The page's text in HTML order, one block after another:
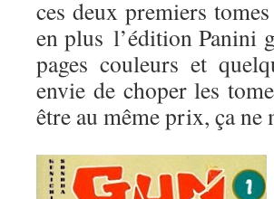
ces deux premiers
en plus l’édition Panini
pages couleurs et
envie de choper les
être au même prix, ça ne